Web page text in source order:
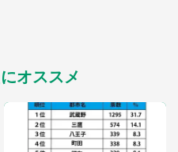
選択
オススメ